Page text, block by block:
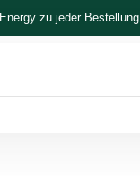
zu jeder Bestellung